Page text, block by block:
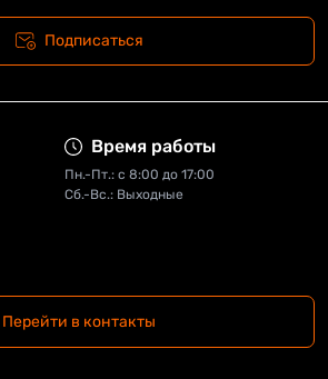
Подписаться
Время работы
Пн.-Пт.: с 8:00 до 17:00
Сб.-Вс.: Выходные
Перейти в контакты